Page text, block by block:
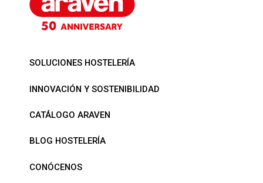
SOLUCIONES HOSTELERÍA
INNOVACIÓN Y SOSTENIBILIDAD
CATÁLOGO ARAVEN
BLOG HOSTELERÍA
CONÓCENOS